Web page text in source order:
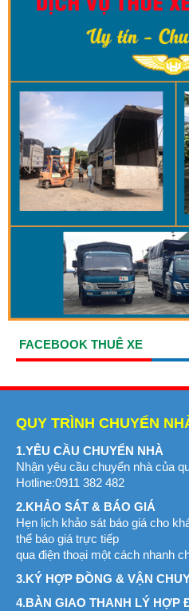
FACEBOOK THUÊ XE
QUY TRÌNH CHUYỂN
1.YÊU CẦU CHUYỂN NHÀ
Nhận yêu cầu chuyển nhà của
Hotline:0911 382 482
2.KHẢO SÁT & BÁO GIÁ
Hẹn lịch khảo sát báo giá cho
thể báo giá trực tiếp
qua điện thoại một cách nhanh
3.KÝ HỢP ĐỒNG & VẬN
4.BÀN GIAO THANH LÝ HỢP